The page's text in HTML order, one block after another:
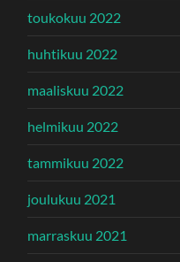
toukokuu 2022
huhtikuu 2022
maaliskuu 2022
helmikuu 2022
tammikuu 2022
joulukuu 2021
marraskuu 2021